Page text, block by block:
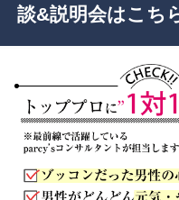
談&説明会はこち